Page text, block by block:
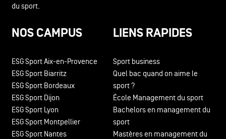
du sport.
NOS CAMPUS
ESG Sport Aix-en-Provence
ESG Sport Biarritz
ESG Sport Bordeaux
ESG Sport Dijon
ESG Sport Lyon
ESG Sport Montpellier
ESG Sport Nantes
LIENS RAPIDES
Sport business
Quel bac quand on aime le
sport ?
École Management du sport
Bachelors en management du
sport
Mastères en management du